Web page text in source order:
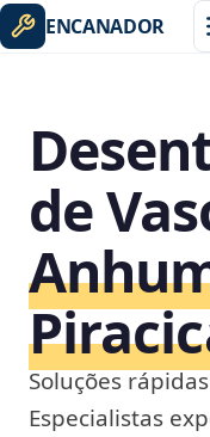
ENCANADOR
de
Soluções
Especialistas